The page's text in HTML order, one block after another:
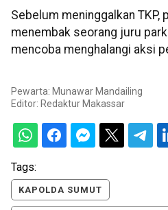
Sebelum meninggalkan TKP,
menembak seorang juru
mencoba menghalangi aksi
Pewarta: Munawar Mandailing
Editor: Redaktur Makassar
Tags:
KAPOLDA SUMUT